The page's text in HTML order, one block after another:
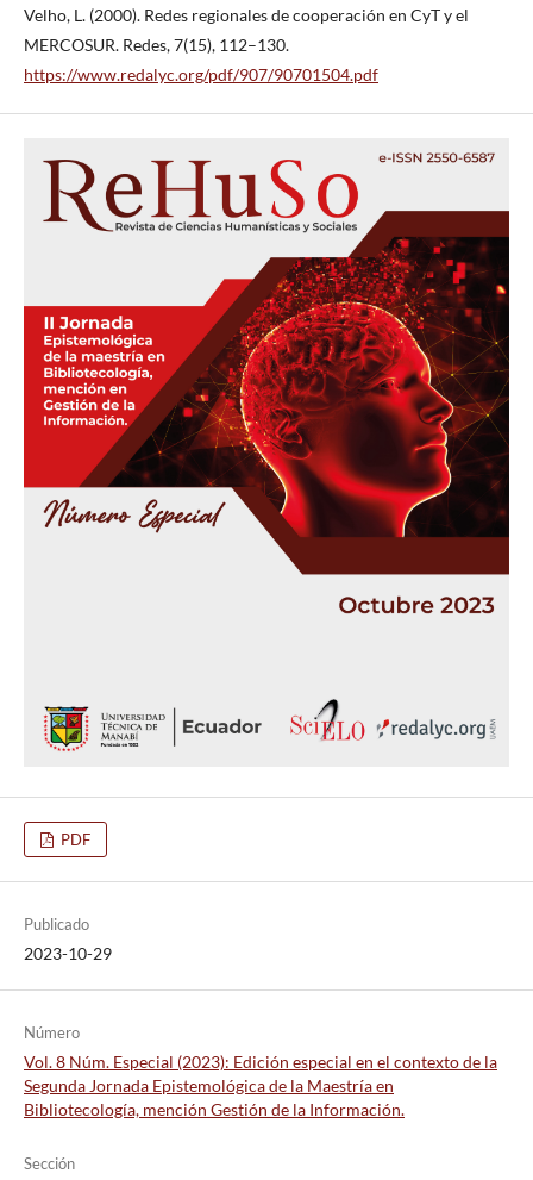
Velho, L. (2000). Redes regionales de cooperación en CyT y el
MERCOSUR. Redes, 7(15), 112–130.
https://www.redalyc.org/pdf/907/90701504.pdf
PDF
Publicado
2023-10-29
Número
Vol. 8 Núm. Especial (2023): Edición especial en el contexto de la
Segunda Jornada Epistemológica de la Maestría en
Bibliotecología, mención Gestión de la Información.
Sección